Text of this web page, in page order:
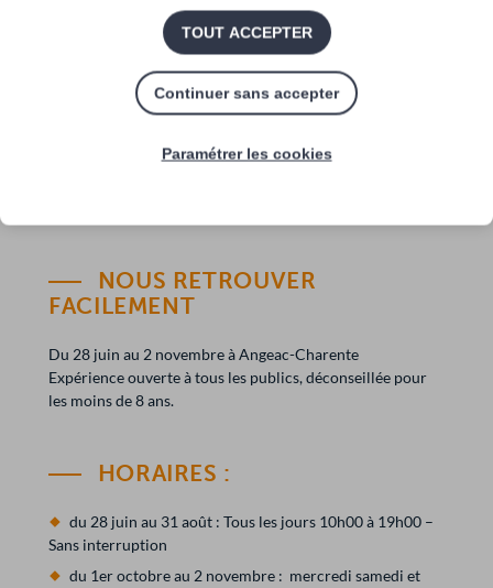
semaines coordonnées par Ronan Allain et Jean-François
Avec l’expérience numérique, l’expérience Au milieu des
dinosaures se veut aussi bien scientifique que ludique
l’histoire de notre territoire.
NOUS RETROUVER
FACILEMENT
Du 28 juin au 2 novembre à Angeac-Charente
Expérience ouverte à tous les publics, déconseillée pour
les moins de 8 ans.
HORAIRES :
du 28 juin au 31 août : Tous les jours 10h00 à 19h00 –
Sans interruption
du 1er octobre au 2 novembre : mercredi samedi et
TOUT ACCEPTER
Continuer sans accepter
Paramétrer les cookies